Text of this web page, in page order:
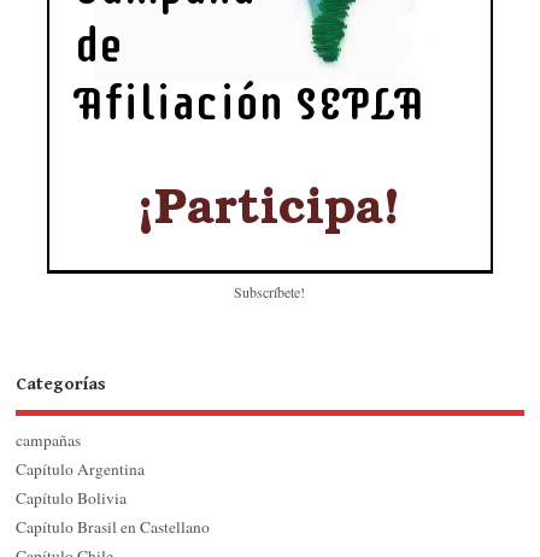
Subscríbete!
Categorías
campañas
Capítulo Argentina
Capítulo Bolivia
Capítulo Brasil en Castellano